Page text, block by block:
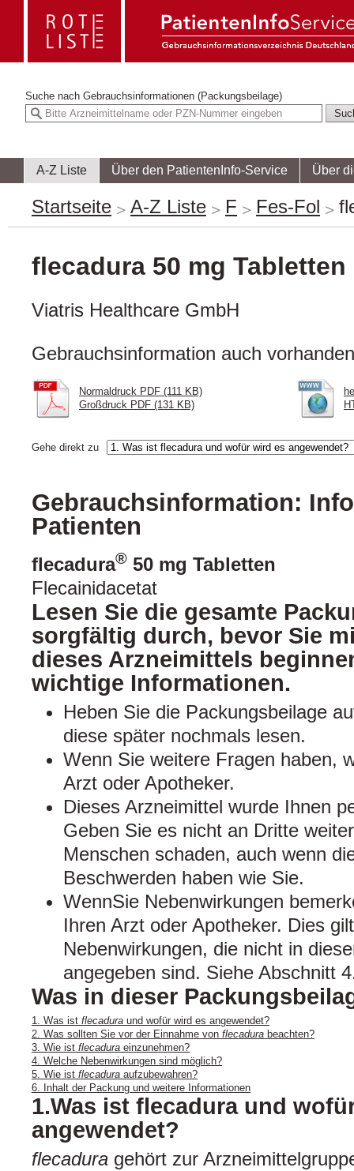
Suche nach Gebrauchsinformationen (Packungsbeilage)
A-Z Liste Über den PatientenInfo-Service Über
Startseite A-Z Liste F Fes-Fol
flecadura 50 mg Tabletten
Viatris Healthcare GmbH
Gebrauchsinformation auch
Normaldruck PDF (111 KB)
Großdruck PDF (131 KB)
Gehe direkt zu
Gebrauchsinformation:
Patienten
flecadura® 50 mg Tabletten
Flecainidacetat
Lesen Sie die gesamte
sorgfältig durch, bevor Sie
dieses Arzneimittels
wichtige Informationen.
Heben Sie die Packungsbeilage
diese später nochmals lesen.
Wenn Sie weitere Fragen haben,
Arzt oder Apotheker.
Dieses Arzneimittel wurde Ihnen
Geben Sie es nicht an Dritte
Menschen schaden, auch wenn
Beschwerden haben wie Sie.
WennSie Nebenwirkungen
Ihren Arzt oder Apotheker. Dies
Nebenwirkungen, die nicht in
angegeben sind. Siehe Abschnitt
Was in dieser
1. Was ist flecadura und wofür wird es angewendet?
2. Was sollten Sie vor der Einnahme von flecadura beachten?
3. Wie ist flecadura einzunehmen?
4. Welche Nebenwirkungen sind möglich?
5. Wie ist flecadura aufzubewahren?
6. Inhalt der Packung und weitere Informationen
1.Was ist flecadura und
angewendet?
flecadura gehört zur